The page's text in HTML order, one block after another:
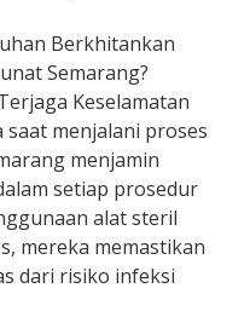
Berkhitankan
Semarang?
Keselamatan
menjalani proses
menjamin
setiap prosedur
alat steril
mereka memastikan
dari risiko infeksi